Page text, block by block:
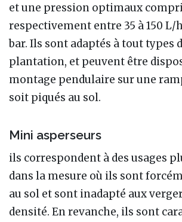
et une pression optimaux
respectivement entre 35 à 150 L/
bar. Ils sont adaptés à tout types
plantation, et peuvent être
montage pendulaire sur une
soit piqués au sol.
Mini asperseurs
ils correspondent à des usages
dans la mesure où ils sont
au sol et sont inadapté aux
densité. En revanche, ils sont